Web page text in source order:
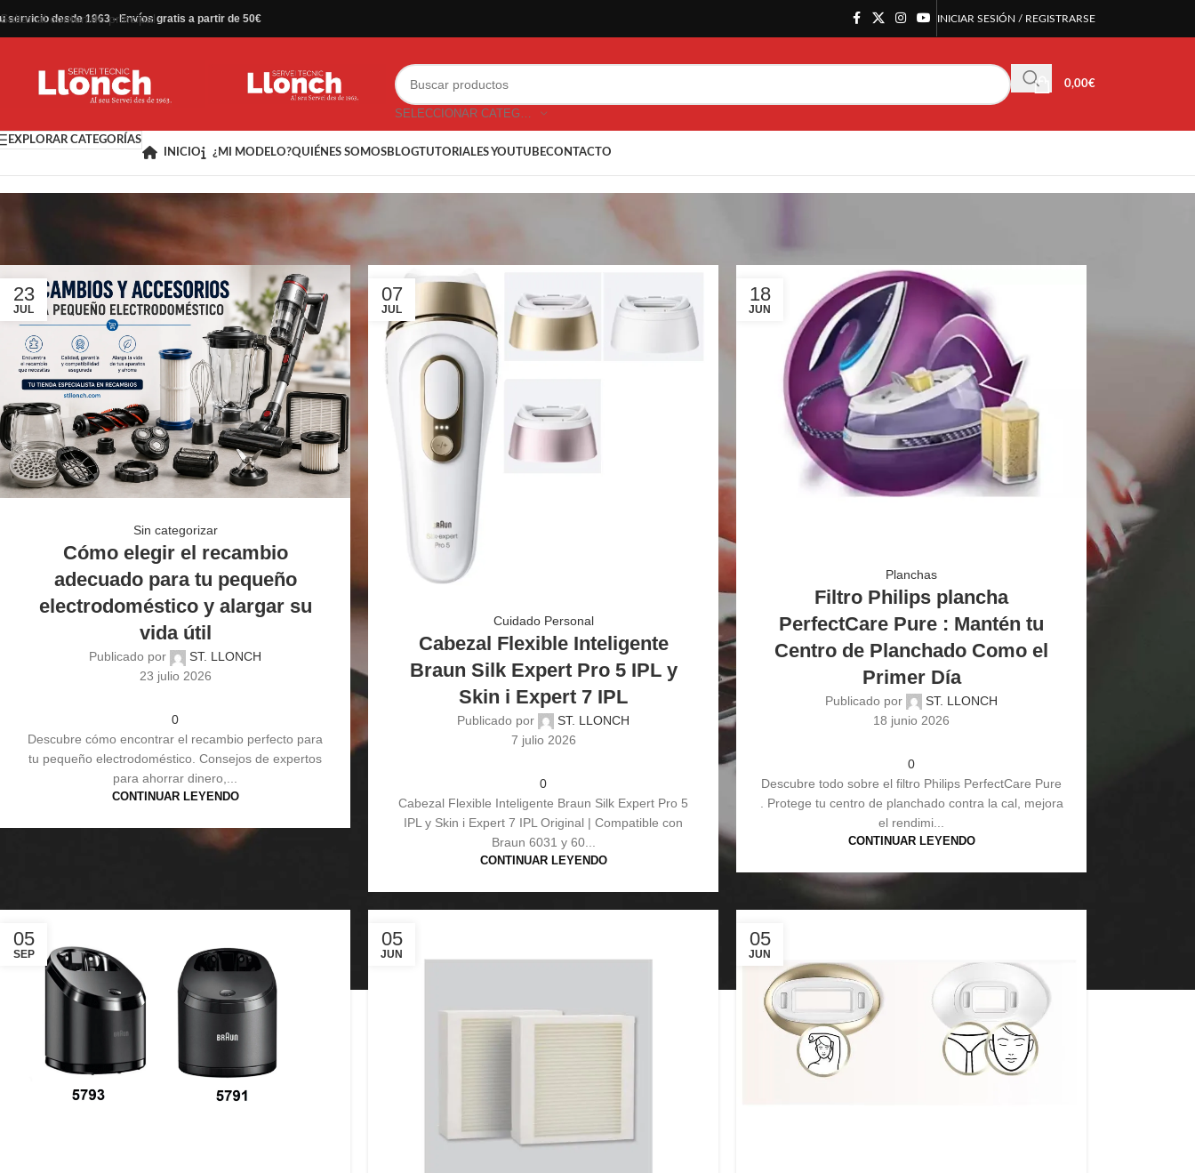
Saltar al contenido principal
servicio desde 1963 - Envíos gratis a partir de 50€ INICIAR SESIÓN / REGISTRARSE
0,00€
EXPLORAR CATEGORÍAS
INICIO
¿MI MODELO?QUIÉNES SOMOSBLOGTUTORIALES YOUTUBECONTACTO
23
JUL
Sin categorizar
Cómo elegir el recambio
adecuado para tu pequeño
electrodoméstico y alargar su
vida útil
Publicado por
ST. LLONCH
23 julio 2026
0
Descubre cómo encontrar el recambio perfecto para
tu pequeño electrodoméstico. Consejos de expertos
para ahorrar dinero,...
CONTINUAR LEYENDO
07
JUL
Cuidado Personal
Cabezal Flexible Inteligente
Braun Silk Expert Pro 5 IPL y
Skin i Expert 7 IPL
Publicado por
ST. LLONCH
7 julio 2026
0
Cabezal Flexible Inteligente Braun Silk Expert Pro 5
IPL y Skin i Expert 7 IPL Original | Compatible con
Braun 6031 y 60...
CONTINUAR LEYENDO
18
JUN
Planchas
Filtro Philips plancha
PerfectCare Pure : Mantén tu
Centro de Planchado Como el
Primer Día
Publicado por
ST. LLONCH
18 junio 2026
0
Descubre todo sobre el filtro Philips PerfectCare Pure
. Protege tu centro de planchado contra la cal, mejora
el rendimi...
CONTINUAR LEYENDO
05
SEP
05
JUN
05
JUN